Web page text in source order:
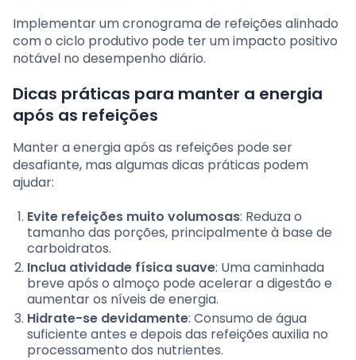
Implementar um cronograma de refeições alinhado
com o ciclo produtivo pode ter um impacto positivo
notável no desempenho diário.
Dicas práticas para manter a energia
após as refeições
Manter a energia após as refeições pode ser
desafiante, mas algumas dicas práticas podem
ajudar:
Evite refeições muito volumosas: Reduza o
tamanho das porções, principalmente à base de
carboidratos.
Inclua atividade física suave: Uma caminhada
breve após o almoço pode acelerar a digestão e
aumentar os níveis de energia.
Hidrate-se devidamente: Consumo de água
suficiente antes e depois das refeições auxilia no
processamento dos nutrientes.